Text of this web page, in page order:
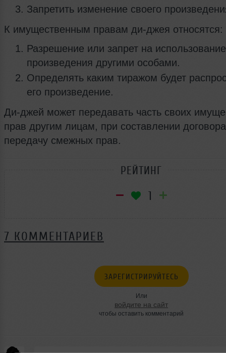
Запретить изменение своего
К имущественным правам ди-джея относятся:
Разрешение или запрет на
произведения другими особами.
Определять каким тиражом будет
его произведение.
Ди-джей может передавать часть своих
прав другим лицам, при составлении
передачу смежных прав.
РЕЙТИНГ
1
7 КОММЕНТАРИЕВ
ЗАРЕГИСТРИРУЙТЕСЬ
Или
войдите на сайт
чтобы оставить комментарий